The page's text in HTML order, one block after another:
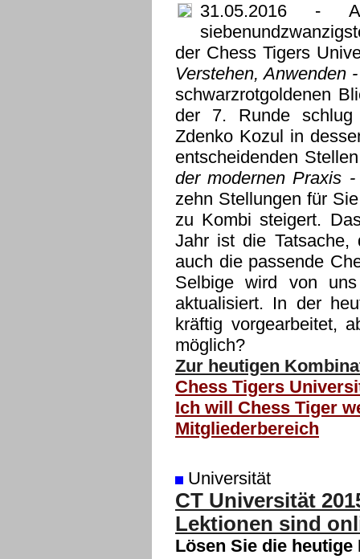
31.05.2016 - Ab
der Chess Tigers
Verstehen, Anwenden
schwarzrotgoldenen
der 7. Runde schlug
Zdenko Kozul in
entscheidenden
der modernen Praxis
zehn Stellungen für
zu Kombi steigert.
Jahr ist die Tatsache,
auch die passende
Selbige wird von
aktualisiert. In der
kräftig vorgearbeitet,
möglich?
Zur heutigen
Chess Tigers
Ich will Chess Tiger
Mitgliederbereich
Universität
CT Universität
Lektionen sind
Lösen Sie die